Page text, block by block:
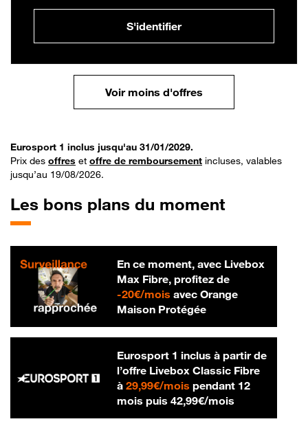
S'identifier
Voir moins d'offres
Eurosport 1 inclus jusqu'au 31/01/2029.
Prix des offres et offre de remboursement incluses, valables
jusqu’au 19/08/2026.
Les bons plans du moment
En ce moment, avec Livebox
Max Fibre, profitez de
-20€/mois20 € par mois
avec Orange
Maison Protégée
Eurosport 1 inclus à partir de
l’offre Livebox Classic Fibre
à 29,99€/mois29,99 € par mois
pendant 12
mois puis 42,99€/mois42,99 € par